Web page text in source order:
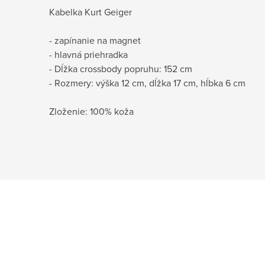
Kabelka Kurt Geiger
- zapínanie na magnet
- hlavná priehradka
- Dĺžka crossbody popruhu: 152 cm
- Rozmery: výška 12 cm, dĺžka 17 cm, hĺbka 6 cm
Zloženie: 100% koža